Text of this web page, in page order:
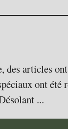
des articles
ont été
...